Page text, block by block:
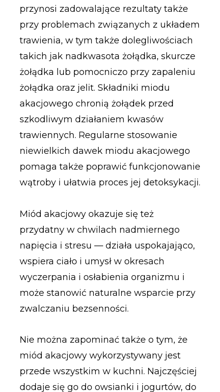
przynosi zadowalające rezultaty także
przy problemach związanych z układem
trawienia, w tym także dolegliwościach
takich jak nadkwasota żołądka, skurcze
żołądka lub pomocniczo przy zapaleniu
żołądka oraz jelit. Składniki miodu
akacjowego chronią żołądek przed
szkodliwym działaniem kwasów
trawiennych. Regularne stosowanie
niewielkich dawek miodu akacjowego
pomaga także poprawić funkcjonowanie
wątroby i ułatwia proces jej detoksykacji.
Miód akacjowy okazuje się też
przydatny w chwilach nadmiernego
napięcia i stresu — działa uspokajająco,
wspiera ciało i umysł w okresach
wyczerpania i osłabienia organizmu i
może stanowić naturalne wsparcie przy
zwalczaniu bezsenności.
Nie można zapominać także o tym, że
miód akacjowy wykorzystywany jest
przede wszystkim w kuchni. Najczęściej
dodaje się go do owsianki i jogurtów, do